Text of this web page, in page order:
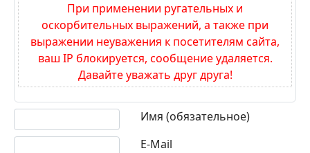
При применении ругательных и
оскорбительных выражений, а также при
выражении неуважения к посетителям сайта,
ваш IP блокируется, сообщение удаляется.
Давайте уважать друг друга!
Имя (обязательное)
E-Mail
Текст комментария